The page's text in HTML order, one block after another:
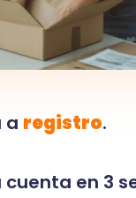
a registro.
cuenta en 3